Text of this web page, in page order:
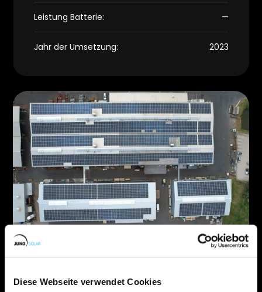
Diese Webseite verwendet Cookies
Leistung Batterie: —
Jahr der Umsetzung: 2023
Amberg